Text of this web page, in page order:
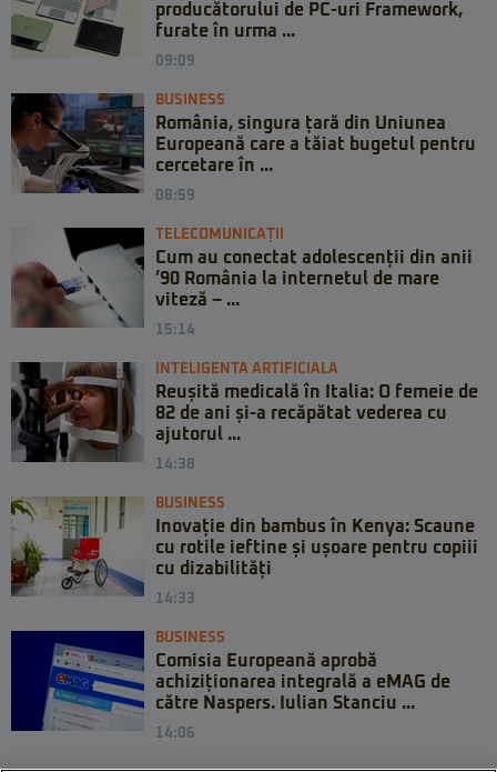
producătorului de PC-uri Framework,
furate în urma ...
09:09
BUSINESS
România, singura țară din Uniunea
Europeană care a tăiat bugetul pentru
cercetare în ...
08:59
TELECOMUNICAȚII
Cum au conectat adolescenții din anii
’90 România la internetul de mare
viteză – ...
15:14
INTELIGENTA ARTIFICIALA
Reușită medicală în Italia: O femeie de
82 de ani și-a recăpătat vederea cu
ajutorul ...
14:38
BUSINESS
Inovație din bambus în Kenya: Scaune
cu rotile ieftine și ușoare pentru copiii
cu dizabilități
14:33
BUSINESS
Comisia Europeană aprobă
achiziționarea integrală a eMAG de
către Naspers. Iulian Stanciu ...
14:06